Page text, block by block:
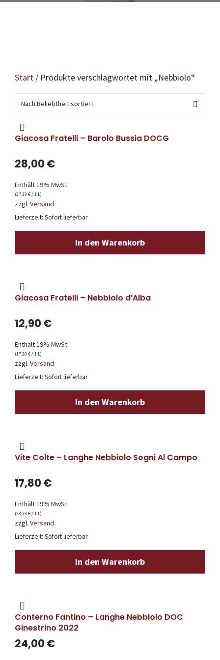
Start / Produkte verschlagwortet mit „Nebbiolo“
Giacosa Fratelli – Barolo Bussia DOCG
28,00 €
Enthält 19% MwSt.
(37,33 €/ 1 L)
zzgl. Versand
Lieferzeit: Sofort lieferbar
In den Warenkorb
Giacosa Fratelli – Nebbiolo d’Alba
12,90 €
Enthält 19% MwSt.
(17,20 €/ 1 L)
zzgl. Versand
Lieferzeit: Sofort lieferbar
In den Warenkorb
Vite Colte – Langhe Nebbiolo Sogni Al Campo
17,80 €
Enthält 19% MwSt.
(23,73 €/ 1 L)
zzgl. Versand
Lieferzeit: Sofort lieferbar
In den Warenkorb
Conterno Fantino – Langhe Nebbiolo DOC
Ginestrino 2022
24,00 €